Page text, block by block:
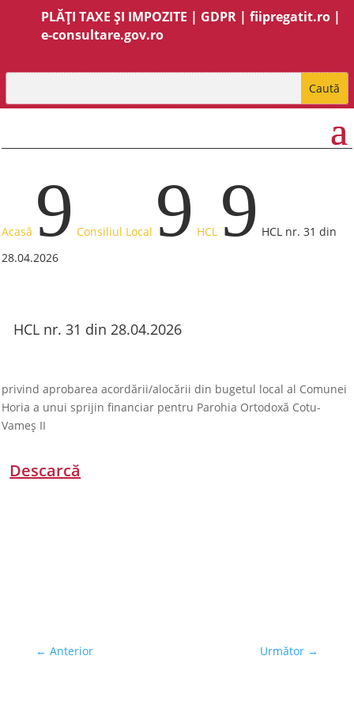
PLĂȚI TAXE ȘI IMPOZITE | GDPR |fiipregatit.ro |
e-consultare.gov.ro
Acasă 9 Consiliul Local 9 HCL 9 HCL nr. 31 din
28.04.2026
HCL nr. 31 din 28.04.2026
privind aprobarea acordării/alocării din bugetul local al Comunei
Horia a unui sprijin financiar pentru Parohia Ortodoxă Cotu-
Vameș II
Descarcă
← Anterior Următor →